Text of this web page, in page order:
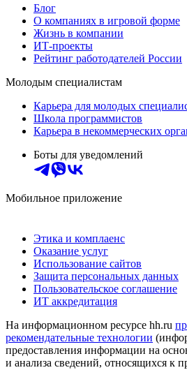
Блог
О компаниях в игровой форме
Жизнь в компании
ИТ-проекты
Рейтинг работодателей России
Молодым специалистам
Карьера для молодых
Школа программистов
Карьера в некоммерческих
Боты для уведомлений
Мобильное приложение
Этика и комплаенс
Оказание услуг
Использование сайтов
Защита персональных данных
Пользовательское соглашение
ИТ аккредитация
На информационном ресурсе hh.ru
рекомендательные технологии
предоставления информации на
и анализа сведений, относящихся к